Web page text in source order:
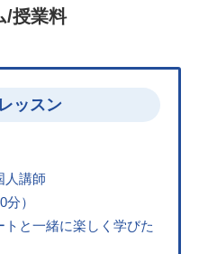
/授業料
ッスン
人講師
）
と一緒に楽しく学びた